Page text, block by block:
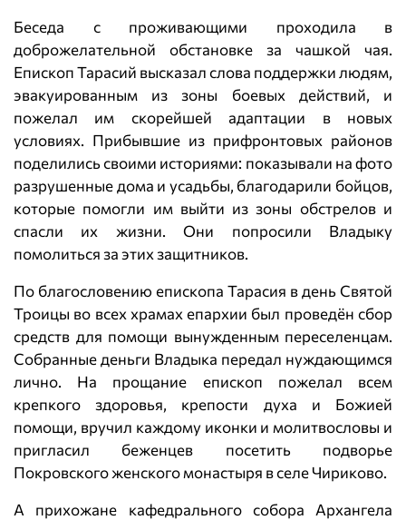
Беседа с проживающими проходила в
доброжелательной обстановке за чашкой чая.
Епископ Тарасий высказал слова поддержки людям,
эвакуированным из зоны боевых действий, и
пожелал им скорейшей адаптации в новых
условиях. Прибывшие из прифронтовых районов
поделились своими историями: показывали на фото
разрушенные дома и усадьбы, благодарили бойцов,
которые помогли им выйти из зоны обстрелов и
спасли их жизни. Они попросили Владыку
помолиться за этих защитников.
По благословению епископа Тарасия в день Святой
Троицы во всех храмах епархии был проведён сбор
средств для помощи вынужденным переселенцам.
Собранные деньги Владыка передал нуждающимся
лично. На прощание епископ пожелал всем
крепкого здоровья, крепости духа и Божией
помощи, вручил каждому иконки и молитвословы и
пригласил беженцев посетить подворье
Покровского женского монастыря в селе Чириково.
А прихожане кафедрального собора Архангела